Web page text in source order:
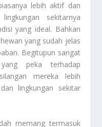
lebih aktif dan
sekitarnya
yang ideal. Bahkan
yang sudah jelas
Begitupun sangat
peka terhadap
mereka lebih
lingkungan sekitar
memang termasuk